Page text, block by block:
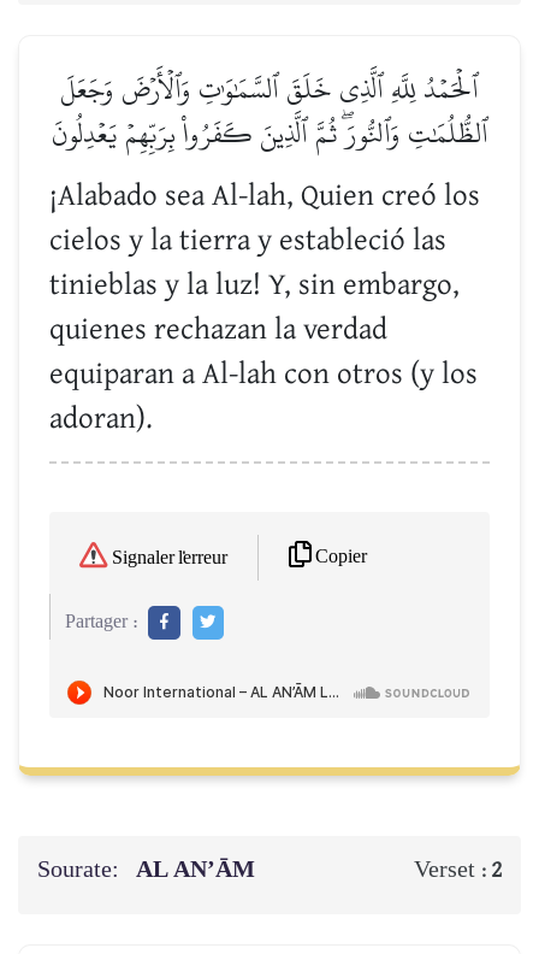
ٱلۡحَمۡدُ لِلَّهِ ٱلَّذِي خَلَقَ ٱلسَّمَٰوَٰتِ وَٱلۡأَرۡضَ وَجَعَلَ
ٱلظُّلُمَٰتِ وَٱلنُّورَۖ ثُمَّ ٱلَّذِينَ كَفَرُواْ بِرَبِّهِمۡ يَعۡدِلُونَ
¡Alabado sea Al-lah, Quien creó los
cielos y la tierra y estableció las
tinieblas y la luz! Y, sin embargo,
quienes rechazan la verdad
equiparan a Al-lah con otros (y los
adoran).
Signaler l'erreur Copier
Partager :
Sourate: AL AN’ĀM Verset : 2